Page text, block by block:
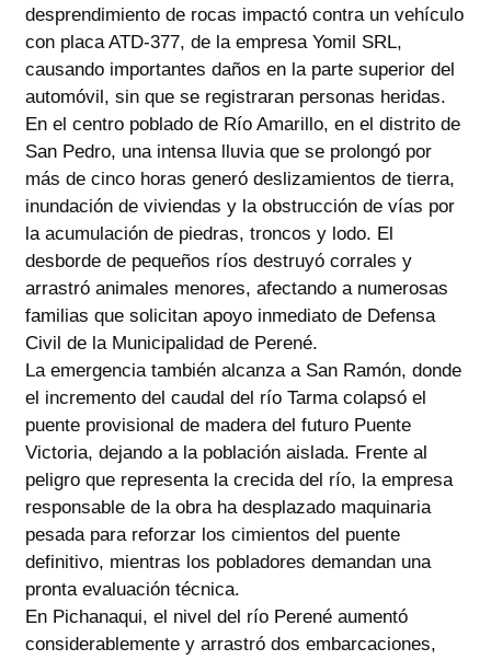
desprendimiento de rocas impactó contra un vehículo
con placa ATD-377, de la empresa Yomil SRL,
causando importantes daños en la parte superior del
automóvil, sin que se registraran personas heridas.
En el centro poblado de Río Amarillo, en el distrito de
San Pedro, una intensa lluvia que se prolongó por
más de cinco horas generó deslizamientos de tierra,
inundación de viviendas y la obstrucción de vías por
la acumulación de piedras, troncos y lodo. El
desborde de pequeños ríos destruyó corrales y
arrastró animales menores, afectando a numerosas
familias que solicitan apoyo inmediato de Defensa
Civil de la Municipalidad de Perené.
La emergencia también alcanza a San Ramón, donde
el incremento del caudal del río Tarma colapsó el
puente provisional de madera del futuro Puente
Victoria, dejando a la población aislada. Frente al
peligro que representa la crecida del río, la empresa
responsable de la obra ha desplazado maquinaria
pesada para reforzar los cimientos del puente
definitivo, mientras los pobladores demandan una
pronta evaluación técnica.
En Pichanaqui, el nivel del río Perené aumentó
considerablemente y arrastró dos embarcaciones,